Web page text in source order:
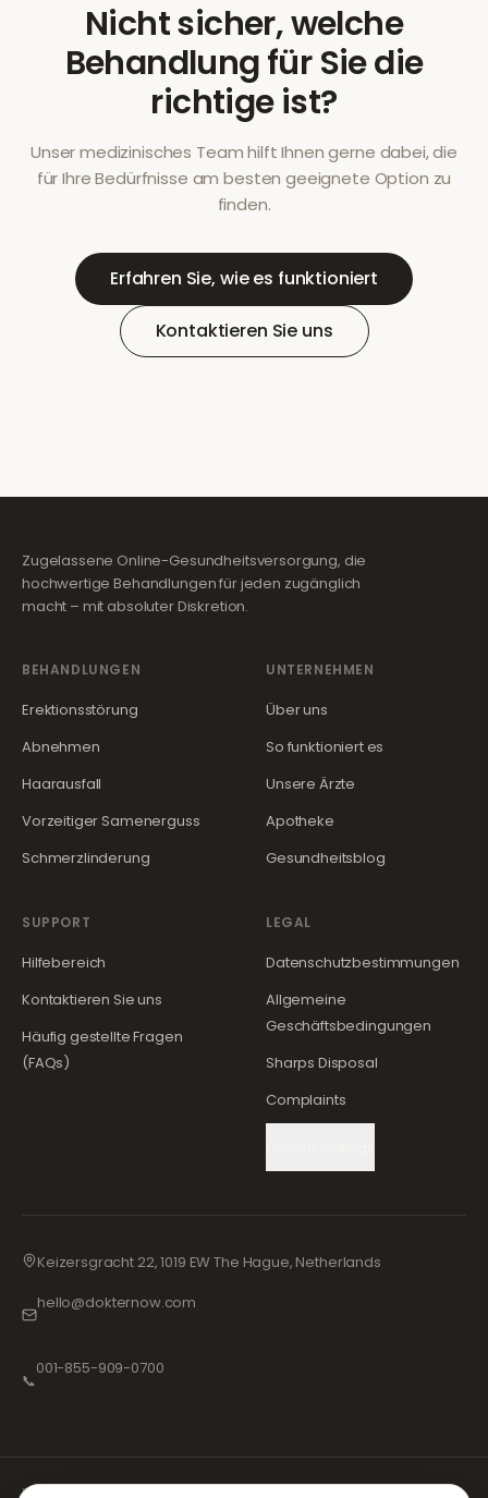
Nicht sicher, welche
Behandlung für Sie die
richtige ist?
Unser medizinisches Team hilft Ihnen gerne dabei, die
für Ihre Bedürfnisse am besten geeignete Option zu
finden.
Erfahren Sie, wie es funktioniert
Kontaktieren Sie uns
Zugelassene Online-Gesundheitsversorgung, die
hochwertige Behandlungen für jeden zugänglich
macht – mit absoluter Diskretion.
BEHANDLUNGEN
Erektionsstörung
Abnehmen
Haarausfall
Vorzeitiger Samenerguss
Schmerzlinderung
UNTERNEHMEN
Über uns
So funktioniert es
Unsere Ärzte
Apotheke
Gesundheitsblog
SUPPORT
Hilfebereich
Kontaktieren Sie uns
Häufig gestellte Fragen
(FAQs)
LEGAL
Datenschutzbestimmungen
Allgemeine
Geschäftsbedingungen
Sharps Disposal
Complaints
Keizersgracht 22, 1019 EW The Hague, Netherlands
hello@dokternow.com
📞
001-855-909-0700
Bei DokterNow arbeiten wir mit vollständig registrierten Ärzten und